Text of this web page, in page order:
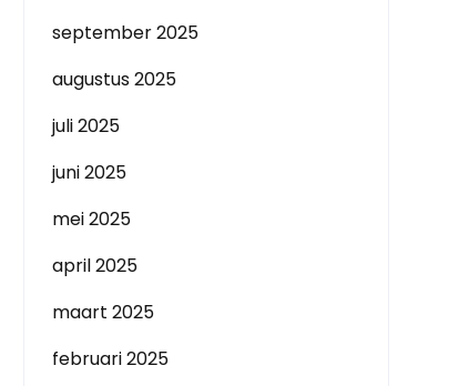
september 2025
augustus 2025
juli 2025
juni 2025
mei 2025
april 2025
maart 2025
februari 2025